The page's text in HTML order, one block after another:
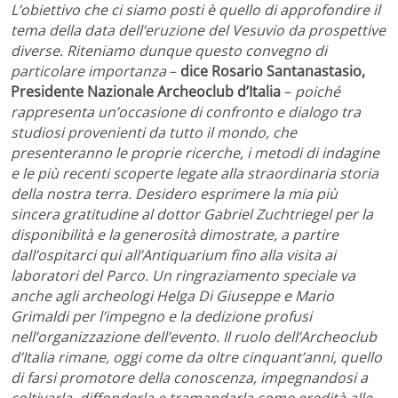
L’obiettivo che ci siamo posti è quello di approfondire il
tema della data dell’eruzione del Vesuvio da prospettive
diverse. Riteniamo dunque questo convegno di
particolare importanza– dice Rosario Santanastasio,
Presidente Nazionale Archeoclub d’Italia– poiché
rappresenta un’occasione di confronto e dialogo tra
studiosi provenienti da tutto il mondo, che
presenteranno le proprie ricerche, i metodi di indagine
e le più recenti scoperte legate alla straordinaria storia
della nostra terra. Desidero esprimere la mia più
sincera gratitudine al dottor Gabriel Zuchtriegel per la
disponibilità e la generosità dimostrate, a partire
dall’ospitarci qui all’Antiquarium fino alla visita ai
laboratori del Parco. Un ringraziamento speciale va
anche agli archeologi Helga Di Giuseppe e Mario
Grimaldi per l’impegno e la dedizione profusi
nell’organizzazione dell’evento. Il ruolo dell’Archeoclub
d’Italia rimane, oggi come da oltre cinquant’anni, quello
di farsi promotore della conoscenza, impegnandosi a